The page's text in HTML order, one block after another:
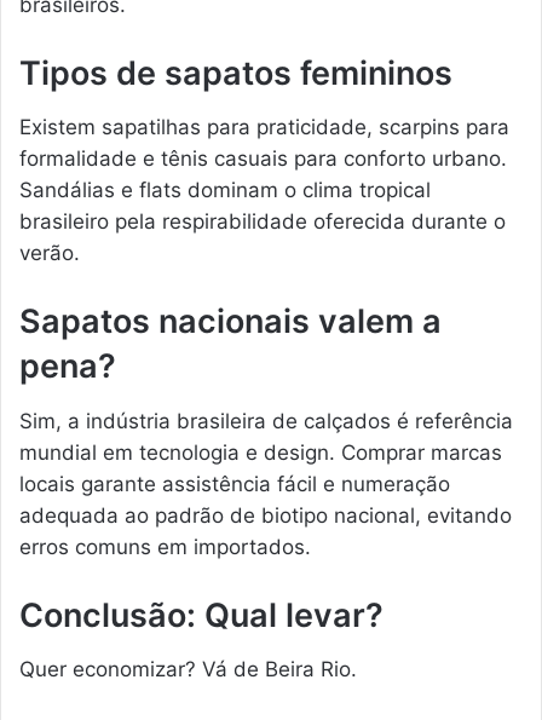
Tipos de sapatos femininos
Existem sapatilhas para praticidade, scarpins para
formalidade e tênis casuais para conforto urbano.
Sandálias e flats dominam o clima tropical
brasileiro pela respirabilidade oferecida durante o
verão.
Sapatos nacionais valem a
pena?
Sim, a indústria brasileira de calçados é referência
mundial em tecnologia e design. Comprar marcas
locais garante assistência fácil e numeração
adequada ao padrão de biotipo nacional, evitando
erros comuns em importados.
Conclusão: Qual levar?
Quer economizar? Vá de Beira Rio.